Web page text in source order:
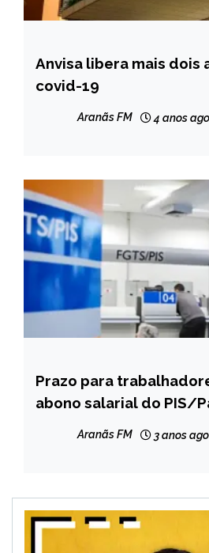
BRASIL
NOTÍCIAS
Anvisa libera mais dois
covid-19
Aranãs FM 4 anos ago
BRASIL
CAPELINHA
Prazo para
abono salarial do PIS/
Aranãs FM 3 anos ago